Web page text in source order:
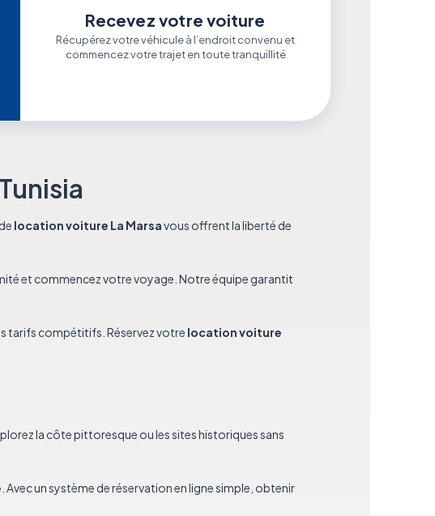
Recevez votre voiture
Récupérez votre véhicule à l’endroit convenu et
commencez votre trajet en toute tranquillité
location voiture La Marsavous offrent la liberté de
et commencez votre voyage. Notre équipe garantit
tarifs compétitifs. Réservez votre location voiture
la côte pittoresque ou les sites historiques sans
. Avec un système de réservation en ligne simple, obtenir